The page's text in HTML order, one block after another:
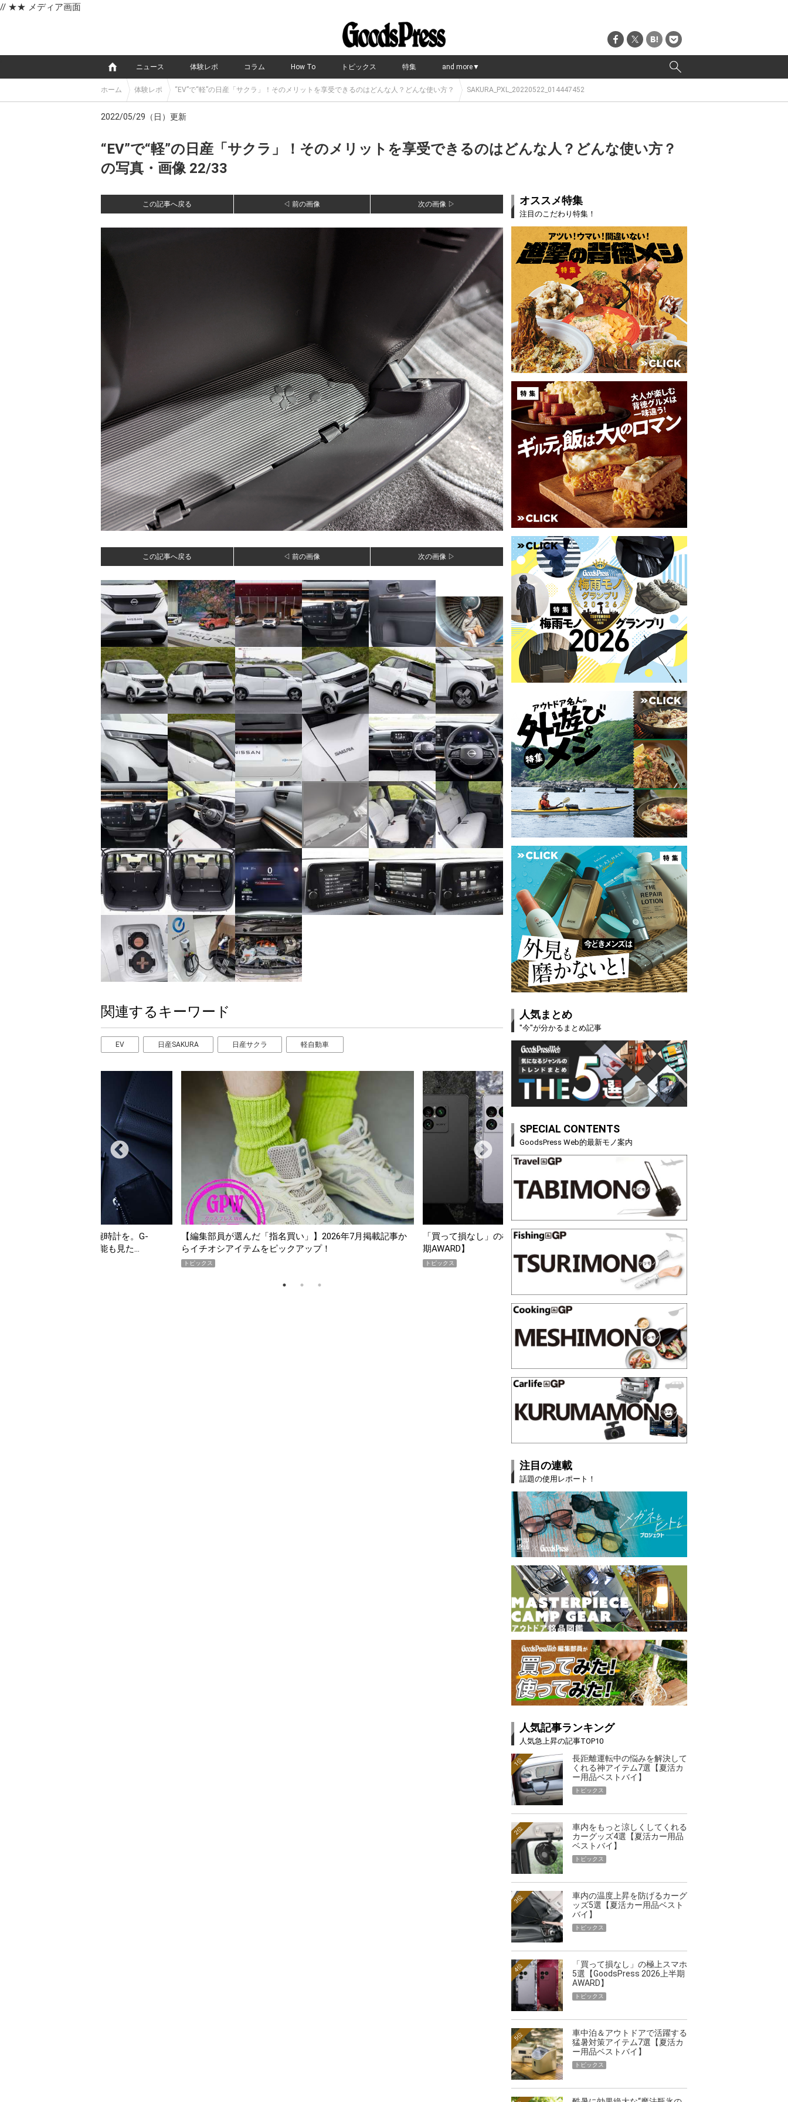
// ★★ メディア画面
ニュース 体験レポ コラム How To トピックス 特集 and more▼
ホーム 体験レポ “EV”で“軽”の日産「サクラ」！そのメリットを享受できるのはどんな人？どんな使い方？ SAKURA_PXL_20220522_014447452
2022/05/29（日）更新
“EV”で“軽”の日産「サクラ」！そのメリットを享受できるのはどんな人？どんな使い方？
の写真・画像 22/33
この記事へ戻る ◁ 前の画像 次の画像 ▷
この記事へ戻る ◁ 前の画像 次の画像 ▷
関連するキーワード
EV 日産SAKURA 日産サクラ 軽自動車
だ「指名買い」】2026年7月掲載記事か
「買って損なし」の極上スマホ5選【GoodsPress 2026上半
期AWARD】
トピックス
薄着になる季節の夏こそ“映える”タフな腕時計を。G-
SHOCK「GRAVITYMASTER」は本当に機能も見た…
PR
【編集部員が選んだ「指名買
らイチオシアイテムをピック
オススメ特集
注目のこだわり特集！
人気まとめ
"今"が分かるまとめ記事
SPECIAL CONTENTS
GoodsPress Web的最新モノ案内
注目の連載
話題の使用レポート！
人気記事ランキング
人気急上昇の記事TOP10
長距離運転中の悩みを解決して
くれる神アイテム7選【夏活カ
ー用品ベストバイ】
1位
トピックス
車内をもっと涼しくしてくれる
カーグッズ4選【夏活カー用品
ベストバイ】
2位
トピックス
車内の温度上昇を防げるカーグ
ッズ5選【夏活カー用品ベスト
バイ】
3位
トピックス
「買って損なし」の極上スマホ
5選【GoodsPress 2026上半期
AWARD】
4位
トピックス
車中泊＆アウトドアで活躍する
猛暑対策アイテム7選【夏活カ
ー用品ベストバイ】
5位
トピックス